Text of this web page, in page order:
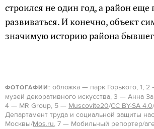
строился не один год, а район еще
развиваться. И конечно, объект
значимую историю района
ФОТОГАФИИ: обложка — парк Горького, 1,
музей декоративного искусства, 3 — Анна
4 — MR Group, 5 — Muscovite20/CC BY-SA 4.0/
Департамент труда и социальной защиты
Москвы/Mos.ru, 7 — Мобильный репортер/